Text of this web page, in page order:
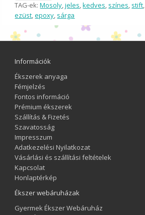
TAG-ek:Mosoly,jeles,kedves, színes, stift,
ezüst,epoxy, sárga
Információk
Ékszerek anyaga
Fémjelzés
Fontos információ
Prémium ékszerek
Szállítás & Fizetés
Szavatosság
Impresszum
Adatkezelési Nyilatkozat
Vásárlási és szállítási feltételek
Kapcsolat
Honlaptérkép
Ékszer webáruházak
Gyermek Ékszer Webáruház